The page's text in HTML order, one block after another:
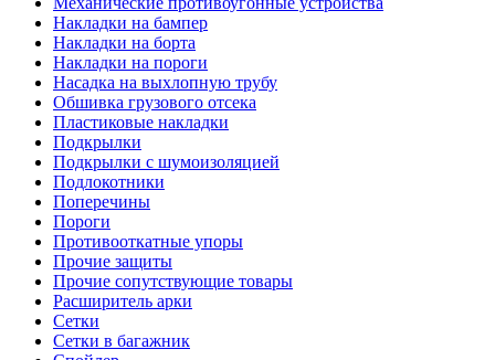
Накладки на бампер
Накладки на борта
Накладки на пороги
Насадка на выхлопную трубу
Обшивка грузового отсека
Пластиковые накладки
Подкрылки
Подкрылки с шумоизоляцией
Подлокотники
Поперечины
Пороги
Противооткатные упоры
Прочие защиты
Прочие сопутствующие товары
Расширитель арки
Сетки
Сетки в багажник